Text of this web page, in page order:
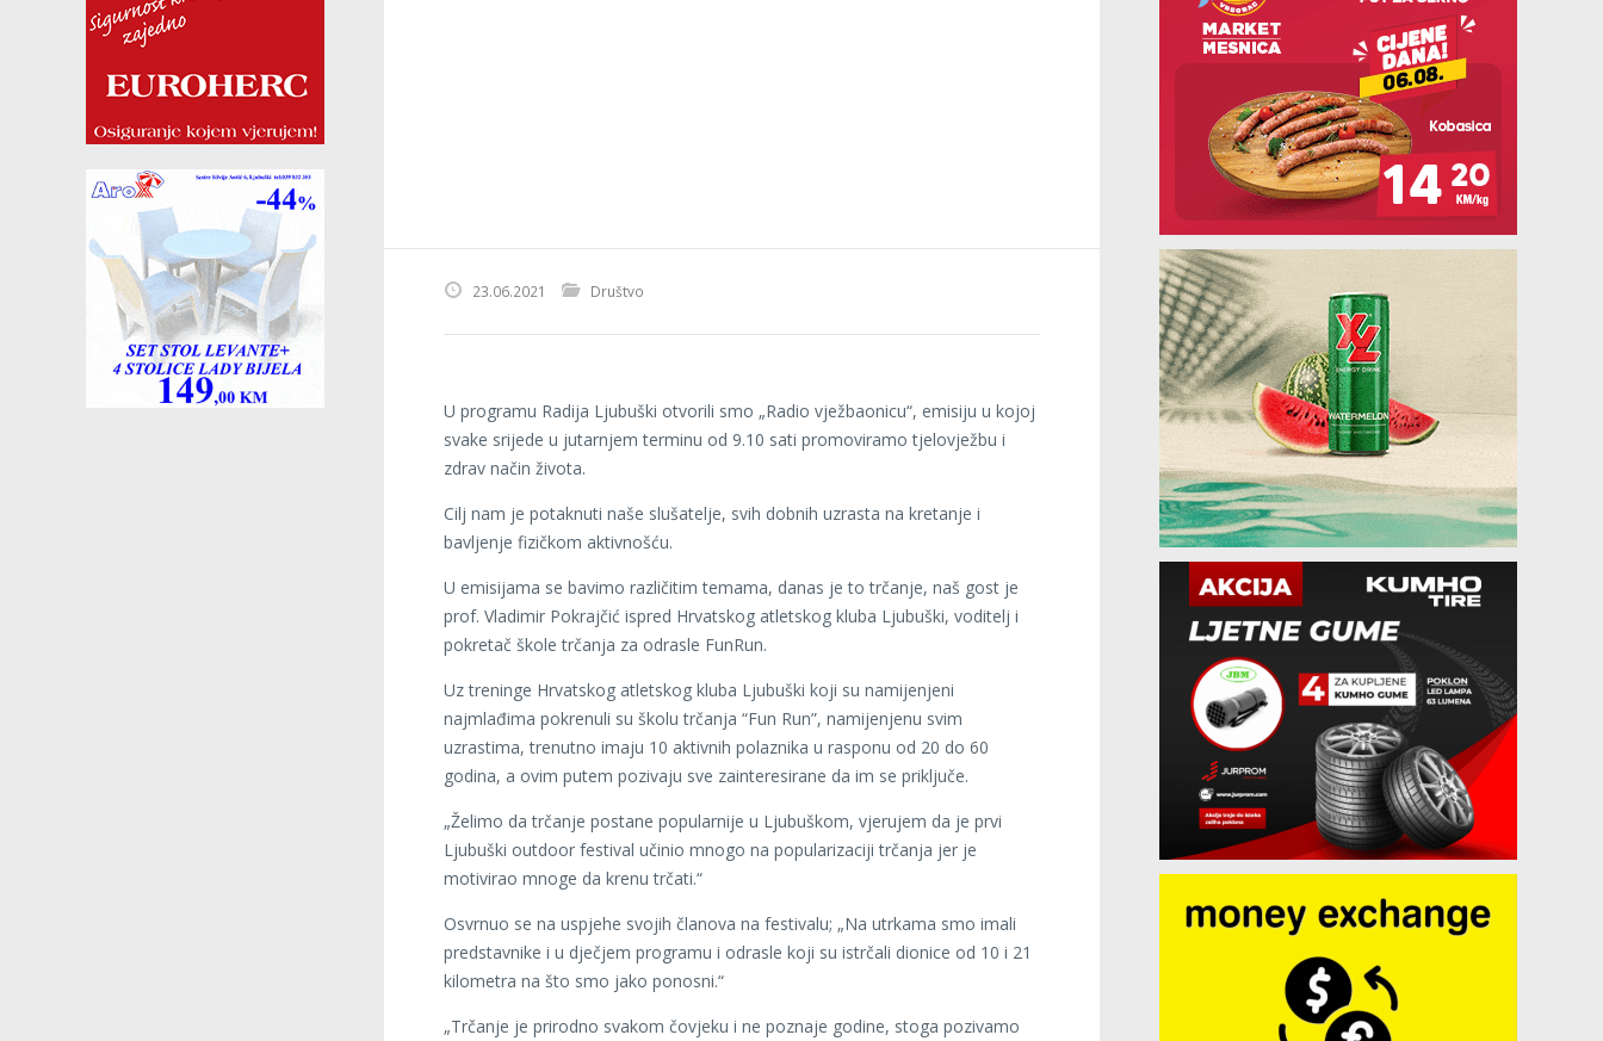
23.06.2021 Društvo
U programu Radija Ljubuški otvorili smo „Radio vježbaonicu“, emisiju u kojoj
svake srijede u jutarnjem terminu od 9.10 sati promoviramo tjelovježbu i
zdrav način života.
Cilj nam je potaknuti naše slušatelje, svih dobnih uzrasta na kretanje i
bavljenje fizičkom aktivnošću.
U emisijama se bavimo različitim temama, danas je to trčanje, naš gost je
prof. Vladimir Pokrajčić ispred Hrvatskog atletskog kluba Ljubuški, voditelj i
pokretač škole trčanja za odrasle FunRun.
Uz treninge Hrvatskog atletskog kluba Ljubuški koji su namijenjeni
najmlađima pokrenuli su školu trčanja “Fun Run”, namijenjenu svim
uzrastima, trenutno imaju 10 aktivnih polaznika u rasponu od 20 do 60
godina, a ovim putem pozivaju sve zainteresirane da im se priključe.
„Želimo da trčanje postane popularnije u Ljubuškom, vjerujem da je prvi
Ljubuški outdoor festival učinio mnogo na popularizaciji trčanja jer je
motivirao mnoge da krenu trčati.“
Osvrnuo se na uspjehe svojih članova na festivalu; „Na utrkama smo imali
predstavnike i u dječjem programu i odrasle koji su istrčali dionice od 10 i 21
kilometra na što smo jako ponosni.“
„Trčanje je prirodno svakom čovjeku i ne poznaje godine, stoga pozivamo